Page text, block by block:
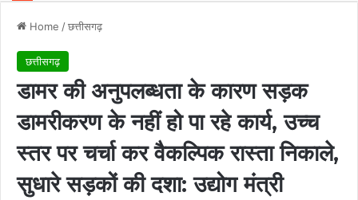
Home /छत्तीसगढ़
छत्तीसगढ़
डामर की अनुपलब्धता के कारण सड़क
डामरीकरण के नहीं हो पा रहे कार्य, उच्च
स्तर पर चर्चा कर वैकल्पिक रास्ता निकाले,
सुधारे सड़कों की दशा: उद्योग मंत्री